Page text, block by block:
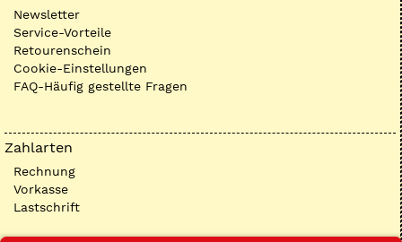
Newsletter
Service-Vorteile
Retourenschein
Cookie-Einstellungen
FAQ-Häufig gestellte Fragen
Zahlarten
Rechnung
Vorkasse
Lastschrift